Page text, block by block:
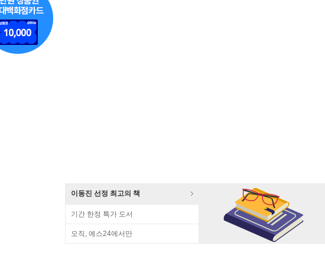
이동진 선정 최고의 책
기간 한정 특가 도서
오직, 예스24에서만